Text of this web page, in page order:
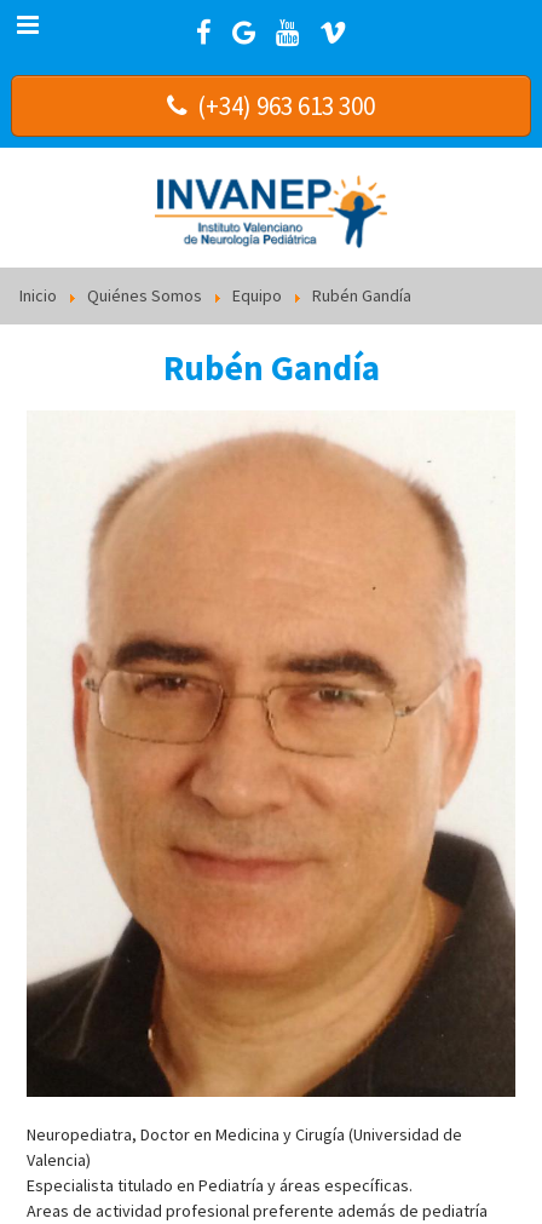
(+34) 963 613 300
Inicio Quiénes Somos Equipo Rubén Gandía
Rubén Gandía
Neuropediatra, Doctor en Medicina y Cirugía (Universidad de
Valencia)
Especialista titulado en Pediatría y áreas específicas.
Areas de actividad profesional preferente además de pediatría